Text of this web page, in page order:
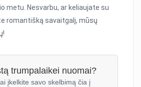
metu. Nesvarbu, ar keliaujate su
romantišką savaitgalį, mūsų
trumpalaikei nuomai?
įkelkite savo skelbimą čia į